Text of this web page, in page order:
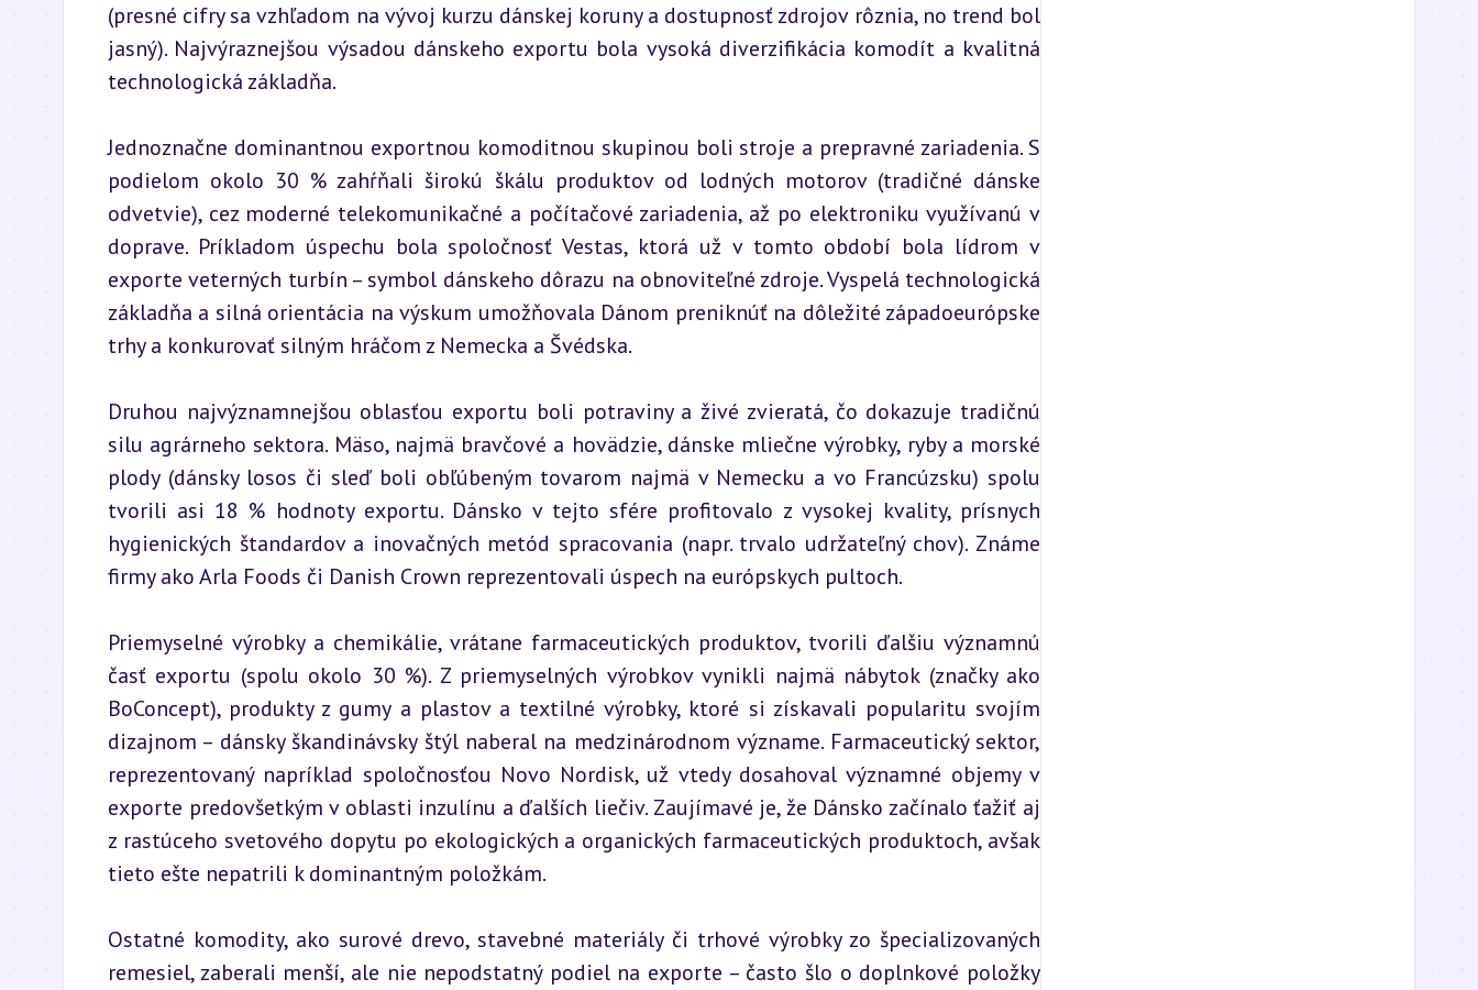
(presné cifry sa vzhľadom na vývoj kurzu dánskej koruny a dostupnosť zdrojov rôznia, no trend bol
jasný). Najvýraznejšou výsadou dánskeho exportu bola vysoká diverzifikácia komodít a kvalitná
technologická základňa.
Jednoznačne dominantnou exportnou komoditnou skupinou boli stroje a prepravné zariadenia. S
podielom okolo 30 % zahŕňali širokú škálu produktov od lodných motorov (tradičné dánske
odvetvie), cez moderné telekomunikačné a počítačové zariadenia, až po elektroniku využívanú v
doprave. Príkladom úspechu bola spoločnosť Vestas, ktorá už v tomto období bola lídrom v
exporte veterných turbín – symbol dánskeho dôrazu na obnoviteľné zdroje. Vyspelá technologická
základňa a silná orientácia na výskum umožňovala Dánom preniknúť na dôležité západoeurópske
trhy a konkurovať silným hráčom z Nemecka a Švédska.
Druhou najvýznamnejšou oblasťou exportu boli potraviny a živé zvieratá, čo dokazuje tradičnú
silu agrárneho sektora. Mäso, najmä bravčové a hovädzie, dánske mliečne výrobky, ryby a morské
plody (dánsky losos či sleď boli obľúbeným tovarom najmä v Nemecku a vo Francúzsku) spolu
tvorili asi 18 % hodnoty exportu. Dánsko v tejto sfére profitovalo z vysokej kvality, prísnych
hygienických štandardov a inovačných metód spracovania (napr. trvalo udržateľný chov). Známe
firmy ako Arla Foods či Danish Crown reprezentovali úspech na európskych pultoch.
Priemyselné výrobky a chemikálie, vrátane farmaceutických produktov, tvorili ďalšiu významnú
časť exportu (spolu okolo 30 %). Z priemyselných výrobkov vynikli najmä nábytok (značky ako
BoConcept), produkty z gumy a plastov a textilné výrobky, ktoré si získavali popularitu svojím
dizajnom – dánsky škandinávsky štýl naberal na medzinárodnom význame. Farmaceutický sektor,
reprezentovaný napríklad spoločnosťou Novo Nordisk, už vtedy dosahoval významné objemy v
exporte predovšetkým v oblasti inzulínu a ďalších liečiv. Zaujímavé je, že Dánsko začínalo ťažiť aj
z rastúceho svetového dopytu po ekologických a organických farmaceutických produktoch, avšak
tieto ešte nepatrili k dominantným položkám.
Ostatné komodity, ako surové drevo, stavebné materiály či trhové výrobky zo špecializovaných
remesiel, zaberali menší, ale nie nepodstatný podiel na exporte – často šlo o doplnkové položky